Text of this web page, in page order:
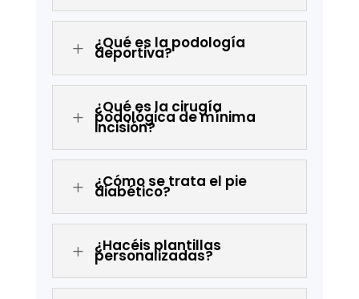
L ¿Qué es la podología
deportiva?
L
¿Qué es la cirugía
podológica de mínima
incisión?
L ¿Cómo se trata el pie
diabético?
L ¿Hacéis plantillas
personalizadas?